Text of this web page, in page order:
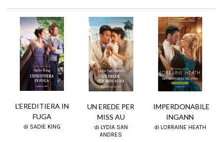
L'EREDITIERA IN
FUGA
di SADIE KING
UN EREDE PER
MISS AU
di LYDIA SAN
ANDRES
IMPERDONABILE
INGANN
di LORRAINE HEATH